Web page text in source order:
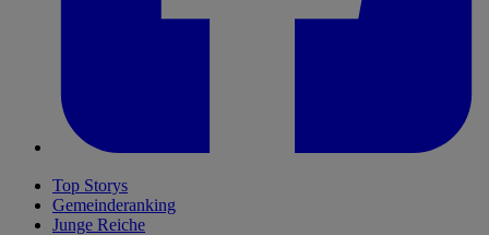
Top Storys
Gemeinderanking
Junge Reiche